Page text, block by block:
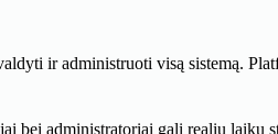
ir administruoti visą sistemą.
administratoriai gali realiu laiku